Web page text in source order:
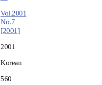
Vol.2001
No.7
[2001]
2001
Korean
560